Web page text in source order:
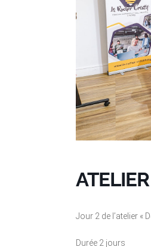
Jour 2 de l’atelier «
Durée 2 jours